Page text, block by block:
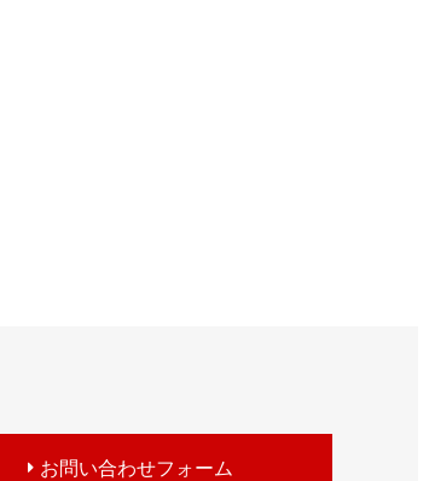
お問い合わせフォーム